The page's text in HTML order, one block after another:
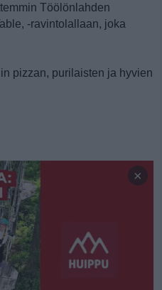
Töölönlahden
-ravintolallaan, joka
pizzan, purilaisten ja hyvien
×